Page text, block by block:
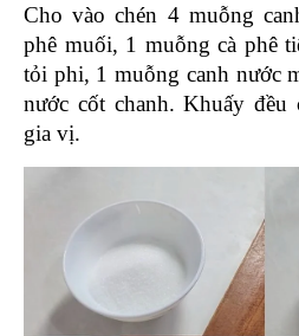
Cho vào chén 4 muỗng
phê muối, 1 muỗng cà phê
tỏi phi, 1 muỗng canh nước
nước cốt chanh. Khuấy đều
gia vị.